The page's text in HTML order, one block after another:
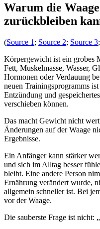
Warum die
zurückbleiben
(Source 1 ; Source 2; Source 3;
Körpergewicht ist ein grobes
Fett, Muskelmasse, Wasser,
Hormonen oder Verdauung
neuen Trainingsprogramms
Entzündung und
verschieben können.
Das macht Gewicht nicht
Änderungen auf der Waage
Ergebnisse.
Ein Anfänger kann stärker
und sich im Alltag besser
bleibt. Eine andere Person
Ernährung verändert wurde,
allgemein schneller ist. Bei
vor der Waage.
Die sauberste Frage ist nicht: